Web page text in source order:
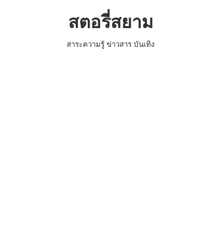
สตอรี่สยาม
สาระความรู้ ข่าวสาร บันเทิง